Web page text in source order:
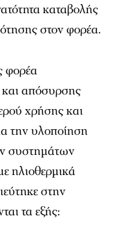
καταβολής
στον φορέα.
φορέα
και απόσυρσης
χρήσης και
την υλοποίηση
συστημάτων
ηλιοθερμικά
στην
τα εξής: